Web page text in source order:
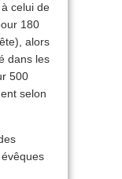
celui de
180
alors
dans les
500
selon